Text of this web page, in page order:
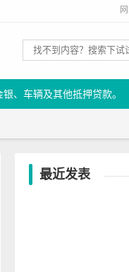
、车辆及其他抵押贷款。
最近发表